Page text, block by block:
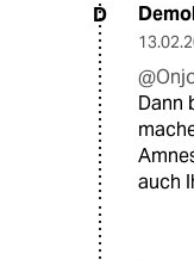
D
Dann
auch